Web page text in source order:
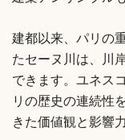
建都以来、パリの
たセーヌ川は、川
できます。ユネス
リの歴史の連続性
きた価値観と影響